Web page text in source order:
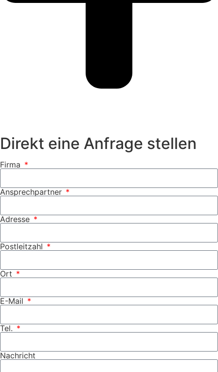
Direkt eine Anfrage stellen
Firma
Ansprechpartner
Adresse
Postleitzahl
Ort
E-Mail
Tel.
Nachricht